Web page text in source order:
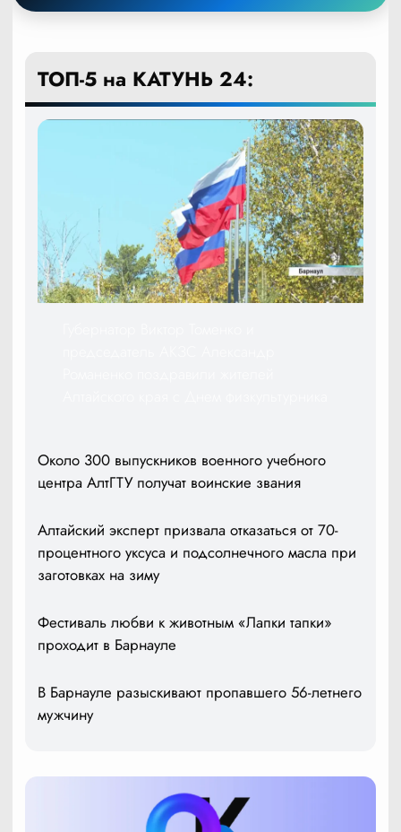
ТОП-5 на КАТУНЬ 24:
Около 300 выпускников военного учебного
центра АлтГТУ получат воинские звания
Алтайский эксперт призвала отказаться от 70-
процентного уксуса и подсолнечного масла при
заготовках на зиму
Фестиваль любви к животным «Лапки тапки»
проходит в Барнауле
В Барнауле разыскивают пропавшего 56-летнего
мужчину